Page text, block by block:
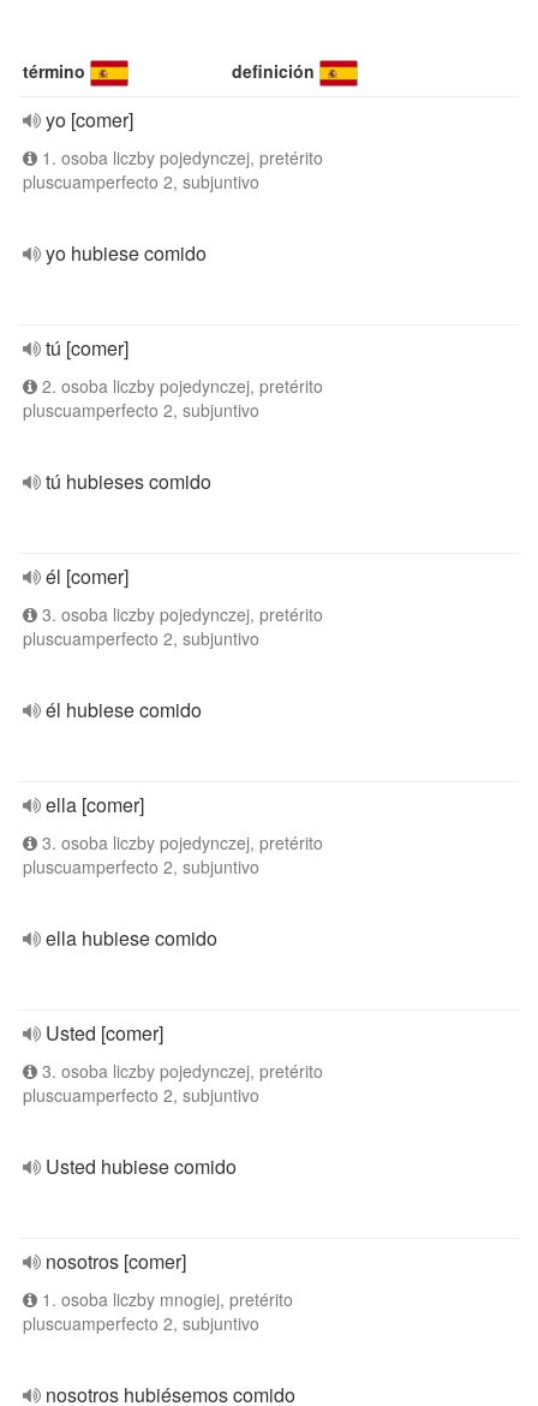
término definición
yo [comer]
1. osoba liczby pojedynczej, pretérito
pluscuamperfecto 2, subjuntivo
yo hubiese comido
tú [comer]
2. osoba liczby pojedynczej, pretérito
pluscuamperfecto 2, subjuntivo
tú hubieses comido
él [comer]
3. osoba liczby pojedynczej, pretérito
pluscuamperfecto 2, subjuntivo
él hubiese comido
ella [comer]
3. osoba liczby pojedynczej, pretérito
pluscuamperfecto 2, subjuntivo
ella hubiese comido
Usted [comer]
3. osoba liczby pojedynczej, pretérito
pluscuamperfecto 2, subjuntivo
Usted hubiese comido
nosotros [comer]
1. osoba liczby mnogiej, pretérito
pluscuamperfecto 2, subjuntivo
nosotros hubiésemos comido